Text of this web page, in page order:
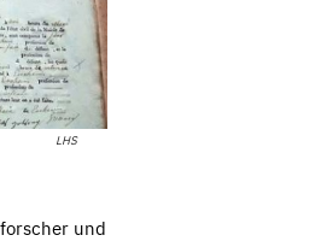
LHS
und